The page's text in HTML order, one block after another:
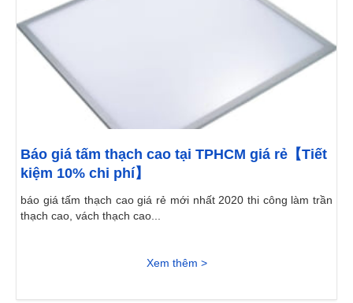
Báo giá tấm thạch cao tại TPHCM giá rẻ【Tiết
kiệm 10% chi phí】
báo giá tấm thạch cao giá rẻ mới nhất 2020 thi công làm trần
thạch cao, vách thạch cao...
Xem thêm >